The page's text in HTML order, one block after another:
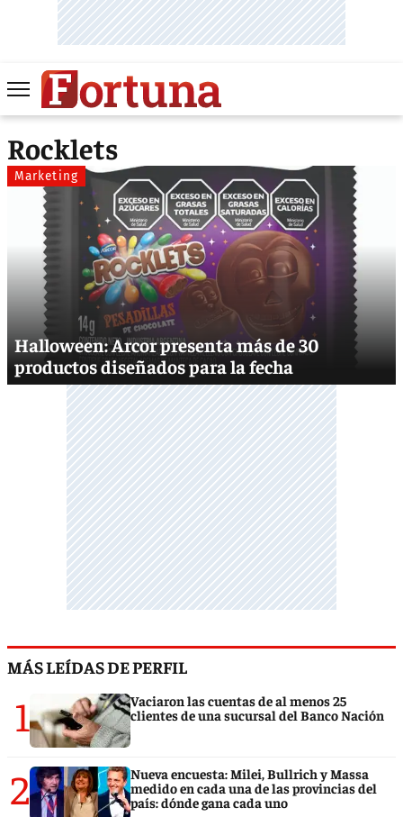
Rocklets
Marketing
Halloween: Arcor presenta más de 30
productos diseñados para la fecha
MÁS LEÍDAS DE PERFIL
1
Vaciaron las cuentas de al menos 25
clientes de una sucursal del Banco Nación
2
Nueva encuesta: Milei, Bullrich y Massa
medido en cada una de las provincias del
país: dónde gana cada uno